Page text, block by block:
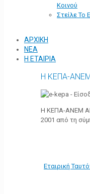
Κοινού
Στείλε Το
ΑΡΧΙΚΗ
ΝΕΑ
Η ΕΤΑΙΡΙΑ
Η ΚΕΠΑ-
Η ΚΕΠΑ-ΑΝΕΜ
2001 από τη
Εταιρική